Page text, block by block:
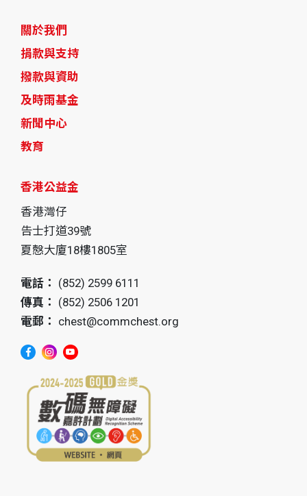
關於我們
捐款與支持
撥款與資助
及時雨基金
新聞中心
教育
香港公益金
香港灣仔
告士打道39號
夏慤大廈18樓1805室
電話： (852) 2599 6111
傳真： (852) 2506 1201
電郵： chest@commchest.org